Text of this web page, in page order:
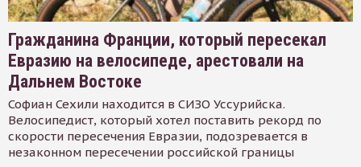
Гражданина Франции, который пересекал
Евразию на велосипеде, арестовали на
Дальнем Востоке
Софиан Сехили находится в СИЗО Уссурийска.
Велосипедист, который хотел поставить рекорд по
скорости пересечения Евразии, подозревается в
незаконном пересечении российской границы